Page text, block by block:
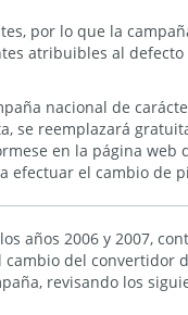
por lo que la
atribuibles al
nacional de
se reemplazará
en la página web
efectuar el cambio de
años 2006 y 2007,
del convertidor
revisando los